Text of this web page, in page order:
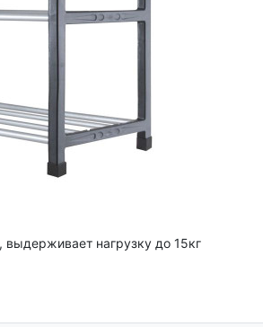
нагрузку до 15кг